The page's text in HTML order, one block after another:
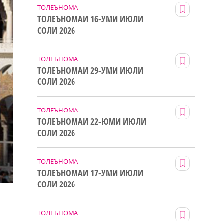
ТОЛЕЪНОМА
ТОЛЕЪНОМАИ 16-УМИ ИЮЛИ
СОЛИ 2026
ТОЛЕЪНОМА
ТОЛЕЪНОМАИ 29-УМИ ИЮЛИ
СОЛИ 2026
ТОЛЕЪНОМА
ТОЛЕЪНОМАИ 22-ЮМИ ИЮЛИ
СОЛИ 2026
ТОЛЕЪНОМА
ТОЛЕЪНОМАИ 17-УМИ ИЮЛИ
СОЛИ 2026
ТОЛЕЪНОМА